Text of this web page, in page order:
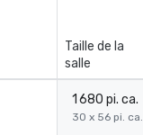
Taille de la
salle
1 680 pi. ca.
30 x 56 pi. ca.